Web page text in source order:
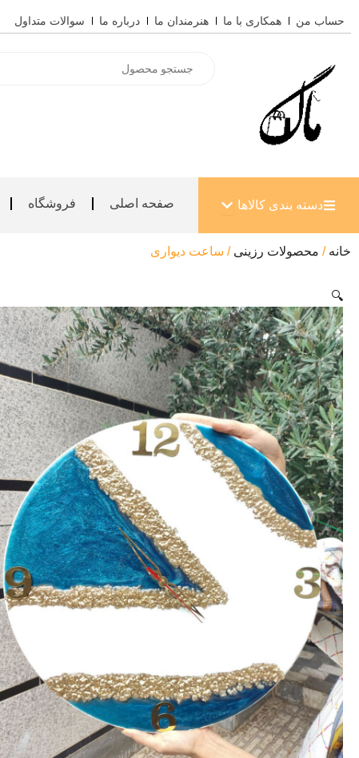
به
حساب من همکاری با ما هنرمندان ما درباره ما سوالات متداول
search
دسته بندی کالاها باز کردن دسته بندی کالاها
صفحه اصلی فروشگاه
خانه / محصولات رزینی / ساعت دیواری
🔍